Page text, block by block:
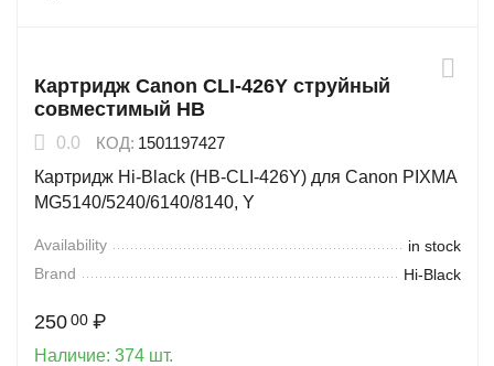
Картридж Canon CLI-426Y струйный
совместимый HB
0.0 КОД: 1501197427
Картридж Hi-Black (HB-CLI-426Y) для Canon PIXMA
MG5140/5240/6140/8140, Y
Availability
in stock
Brand
Hi-Black
250 00 ₽
Наличие: 374 шт.